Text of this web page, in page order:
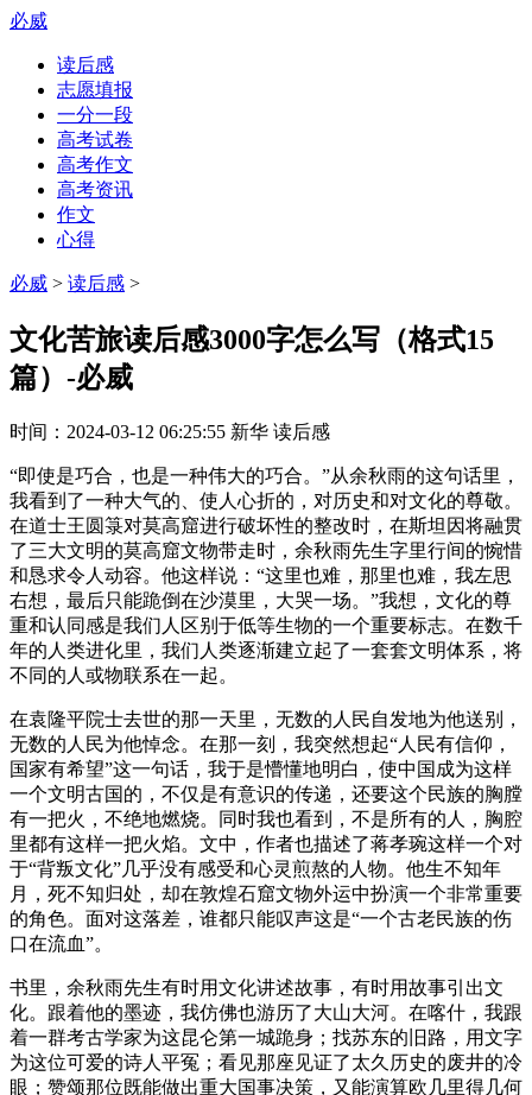
必威
读后感
志愿填报
一分一段
高考试卷
高考作文
高考资讯
作文
心得
必威 > 读后感 >
文化苦旅读后感3000字怎么写（格式15
篇）-必威
时间： 2024-03-12 06:25:55 新华 读后感
“即使是巧合，也是一种伟大的巧合。”从余秋雨的这句话里，
我看到了一种大气的、使人心折的，对历史和对文化的尊敬。
在道士王圆箓对莫高窟进行破坏性的整改时，在斯坦因将融贯
了三大文明的莫高窟文物带走时，余秋雨先生字里行间的惋惜
和恳求令人动容。他这样说：“这里也难，那里也难，我左思
右想，最后只能跪倒在沙漠里，大哭一场。”我想，文化的尊
重和认同感是我们人区别于低等生物的一个重要标志。在数千
年的人类进化里，我们人类逐渐建立起了一套套文明体系，将
不同的人或物联系在一起。
在袁隆平院士去世的那一天里，无数的人民自发地为他送别，
无数的人民为他悼念。在那一刻，我突然想起“人民有信仰，
国家有希望”这一句话，我于是懵懂地明白，使中国成为这样
一个文明古国的，不仅是有意识的传递，还要这个民族的胸膛
有一把火，不绝地燃烧。同时我也看到，不是所有的人，胸腔
里都有这样一把火焰。文中，作者也描述了蒋孝琬这样一个对
于“背叛文化”几乎没有感受和心灵煎熬的人物。他生不知年
月，死不知归处，却在敦煌石窟文物外运中扮演一个非常重要
的角色。面对这落差，谁都只能叹声这是“一个古老民族的伤
口在流血”。
书里，余秋雨先生有时用文化讲述故事，有时用故事引出文
化。跟着他的墨迹，我仿佛也游历了大山大河。在喀什，我跟
着一群考古学家为这昆仑第一城跪身；找苏东的旧路，用文字
为这位可爱的诗人平冤；看见那座见证了太久历史的废井的冷
眼；赞颂那位既能做出重大国事决策，又能演算欧几里得几何